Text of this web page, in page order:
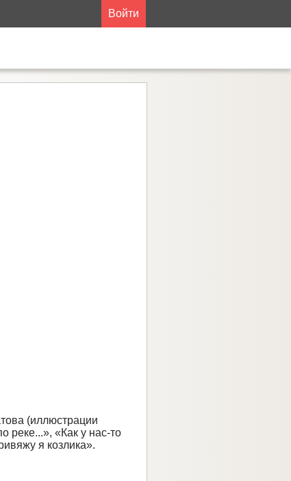
Войти
(иллюстрации
реке...», «Как у нас-то
я козлика».